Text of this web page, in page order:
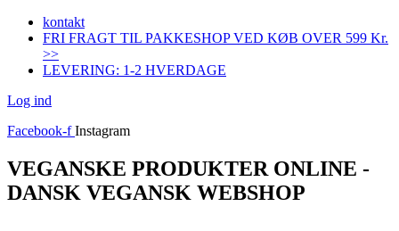
Videre
indhold
kontakt
FRI FRAGT TIL PAKKESHOP VED KØB OVER 599 Kr.
>>
LEVERING: 1-2 HVERDAGE
Log ind
Facebook-f Instagram
VEGANSKE PRODUKTER ONLINE -
DANSK VEGANSK WEBSHOP